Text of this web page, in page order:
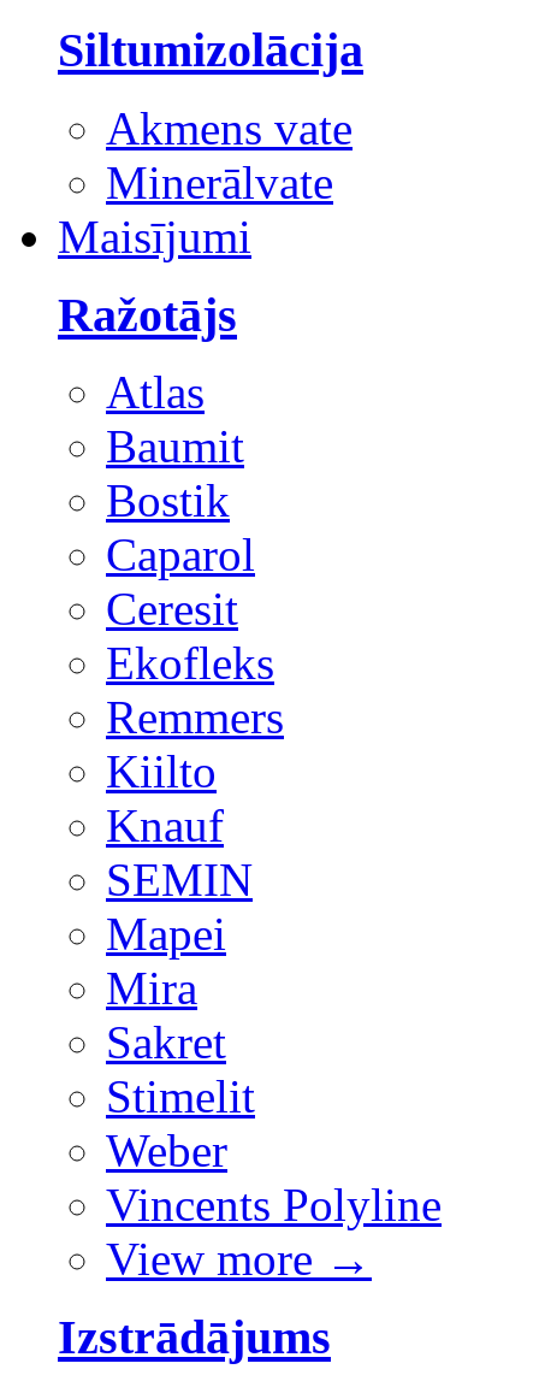
Siltumizolācija
Akmens vate
Minerālvate
Maisījumi
Ražotājs
Atlas
Baumit
Bostik
Caparol
Ceresit
Ekofleks
Remmers
Kiilto
Knauf
SEMIN
Mapei
Mira
Sakret
Stimelit
Weber
Vincents Polyline
View more →
Izstrādājums